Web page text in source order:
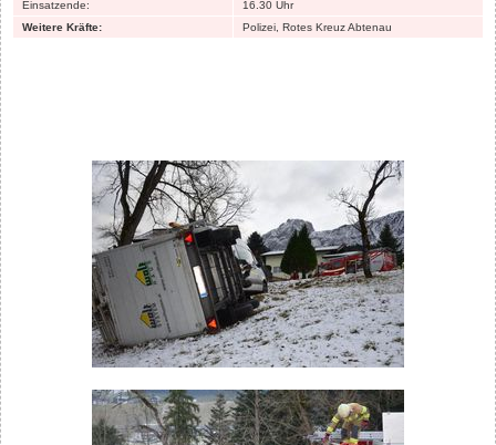
Kohlhofstraße hängen. Daraufhin versuchte der Lenker das Fahrzeug zurück
zu setzen. Der Klein LKW (3,5t) mit Anhänger rutschte dabei rückwärts und in
Einsatzstelle zu gelangen. Der Klein LKW konnte innerhalb kurzer Zeit mit der
Einbauseilwinde durch Umlenken geborgen werden. Der Anhänger wurde mit
der Einbauseilwinde gesichert und mit einem Hubzug aufgestellt. Danach zog
die Feuerwehr auch den Anhänger mit der Einbauseilwinde zur Straße. Nach
der Bergung wurden noch beide Fahrzeuge gewendet. Danach konnte der
Fahrer wieder in Richtung Tal fahren. Da der Wagen an dem einen Baum
hängen blieb, hielt sich der Schaden in Grenzen. Ansonsten wäre das Gefährt
ca. 50 Meter abgestürzt.
Einsatzdaten FF Abtenau.
Ausgerückte Fahrzeuge:
Rüstlösch, Tank
Mannschaftsstärke:
16
OFK HBI Albin Bachler
14.25 Uhr